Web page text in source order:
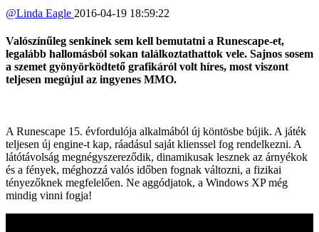
@Linda Eagle 2016-04-19 18:59:22
Valószínűleg senkinek sem kell bemutatni a Runescape-et,
legalább hallomásból sokan találkoztathattok vele. Sajnos sosem
a szemet gyönyörködtető grafikáról volt híres, most viszont
teljesen megújul az ingyenes MMO.
A Runescape 15. évfordulója alkalmából új köntösbe bújik. A játék
teljesen új engine-t kap, ráadásul saját klienssel fog rendelkezni. A
látótávolság megnégyszereződik, dinamikusak lesznek az árnyékok
és a fények, méghozzá valós időben fognak változni, a fizikai
tényezőknek megfelelően. Ne aggódjatok, a Windows XP még
mindig vinni fogja!